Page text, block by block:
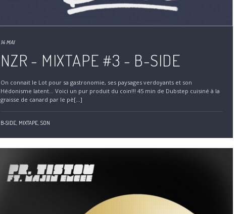
14 MAI
NZR - MIXTAPE #3 - B-SIDE
On connait le Lot pour sa gastronomie, ses paysages verdoyants et son
Hédonisme latent... Voici un pur produit du coin!!! 45 min de Dubstep cuisiné à la
graisse de canard par le pè[...]
B-SIDE, MIXTAPE, SON